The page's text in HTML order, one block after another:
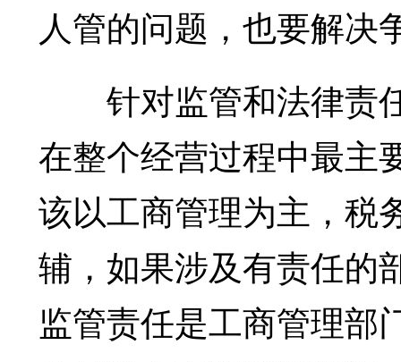
人管的问题，也要解决
针对监管和法律责
在整个经营过程中最主
该以工商管理为主，税
辅，如果涉及有责任的
监管责任是工商管理部